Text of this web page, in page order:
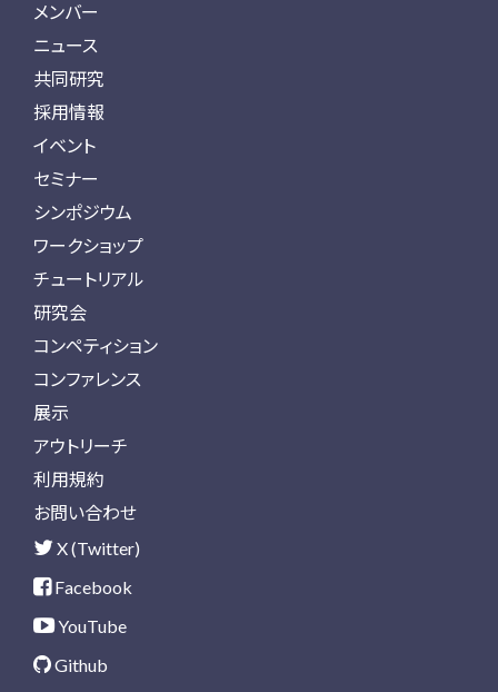
メンバー
ニュース
共同研究
採用情報
イベント
セミナー
シンポジウム
ワークショップ
チュートリアル
研究会
コンペティション
コンファレンス
展示
アウトリーチ
利用規約
お問い合わせ
X (Twitter)
Facebook
YouTube
Github